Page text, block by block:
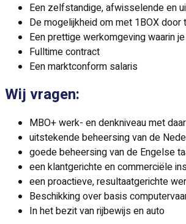
Een zelfstandige, afwisselende en
De mogelijkheid om met 1BOX
Een prettige werkomgeving waarin
Fulltime contract
Een marktconform salaris
Wij vragen:
MBO+ werk- en denkniveau met
uitstekende beheersing van de
goede beheersing van de Engelse
een klantgerichte en commerciële
een proactieve, resultaatgerichte
Beschikking over basis
In het bezit van rijbewijs en auto